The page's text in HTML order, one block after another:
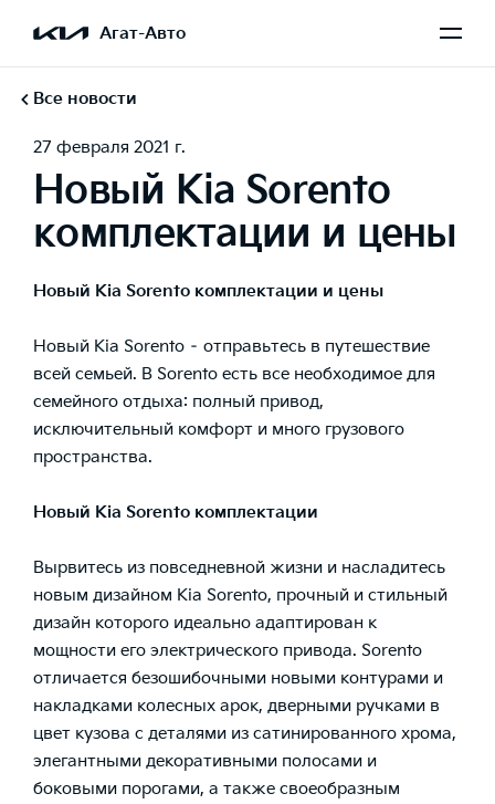
Агат-Авто
Все новости
27 февраля 2021 г.
Новый Kia Sorento
комплектации и цены
Новый Kia Sorento комплектации и цены
Новый Kia Sorento – отправьтесь в путешествие
всей семьей. В Sorento есть все необходимое для
семейного отдыха: полный привод,
исключительный комфорт и много грузового
пространства.
Новый Kia Sorento комплектации
Вырвитесь из повседневной жизни и насладитесь
новым дизайном Kia Sorento, прочный и стильный
дизайн которого идеально адаптирован к
мощности его электрического привода. Sorento
отличается безошибочными новыми контурами и
накладками колесных арок, дверными ручками в
цвет кузова с деталями из сатинированного хрома,
элегантными декоративными полосами и
боковыми порогами, а также своеобразным